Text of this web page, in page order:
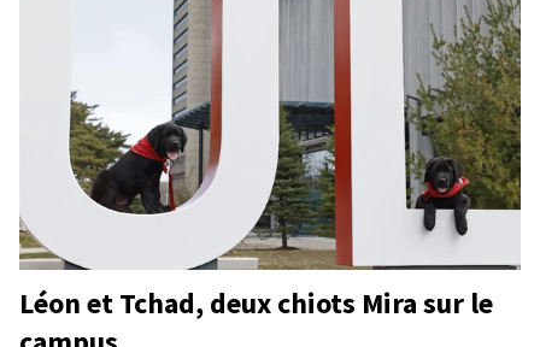
Léon et Tchad, deux chiots Mira sur le